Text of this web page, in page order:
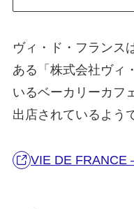
ヴィ・ド・フランス
ある「株式会社ヴィ
いるベーカリーカフ
出店されているよう
VIE DE FRANCE